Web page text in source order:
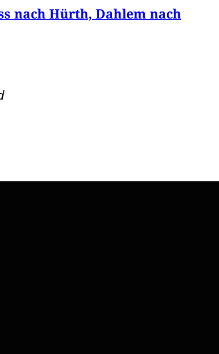
nach Hürth, Dahlem nach